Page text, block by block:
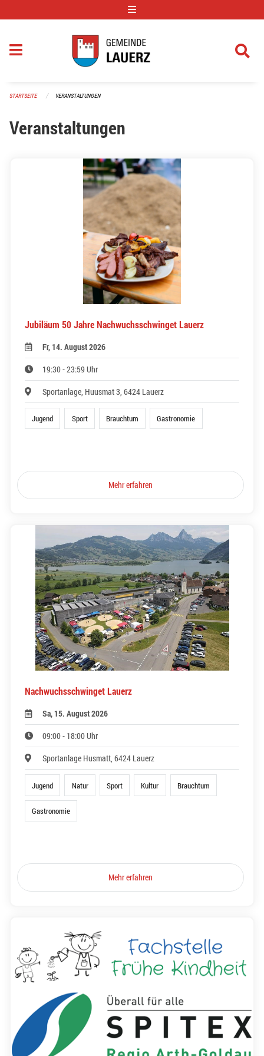
STARTSEITE VERANSTALTUNGEN
Veranstaltungen
Jubiläum 50 Jahre Nachwuchsschwinget Lauerz
Fr, 14. August 2026
19:30 - 23:59 Uhr
Sportanlage, Huusmat 3, 6424 Lauerz
Jugend Sport Brauchtum Gastronomie
Mehr erfahren
Nachwuchsschwinget Lauerz
Sa, 15. August 2026
09:00 - 18:00 Uhr
Sportanlage Husmatt, 6424 Lauerz
Jugend Natur Sport Kultur Brauchtum
Gastronomie
Mehr erfahren